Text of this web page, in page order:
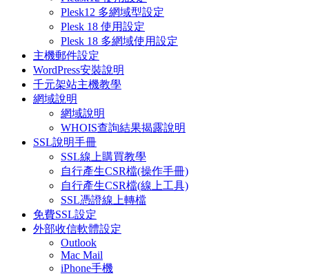
Plesk12 多網域型設定
Plesk 18 使用設定
Plesk 18 多網域使用設定
主機郵件設定
WordPress安裝說明
千元架站主機教學
網域說明
網域說明
WHOIS查詢結果揭露說明
SSL說明手冊
SSL線上購買教學
自行產生CSR檔(操作手冊)
自行產生CSR檔(線上工具)
SSL憑證線上轉檔
免費SSL設定
外部收信軟體設定
Outlook
Mac Mail
iPhone手機